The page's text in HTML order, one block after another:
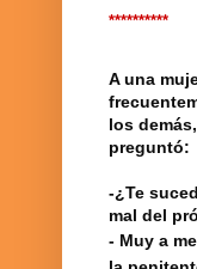
**********
A una
los
preguntó:
-¿Te
mal del
- Muy a